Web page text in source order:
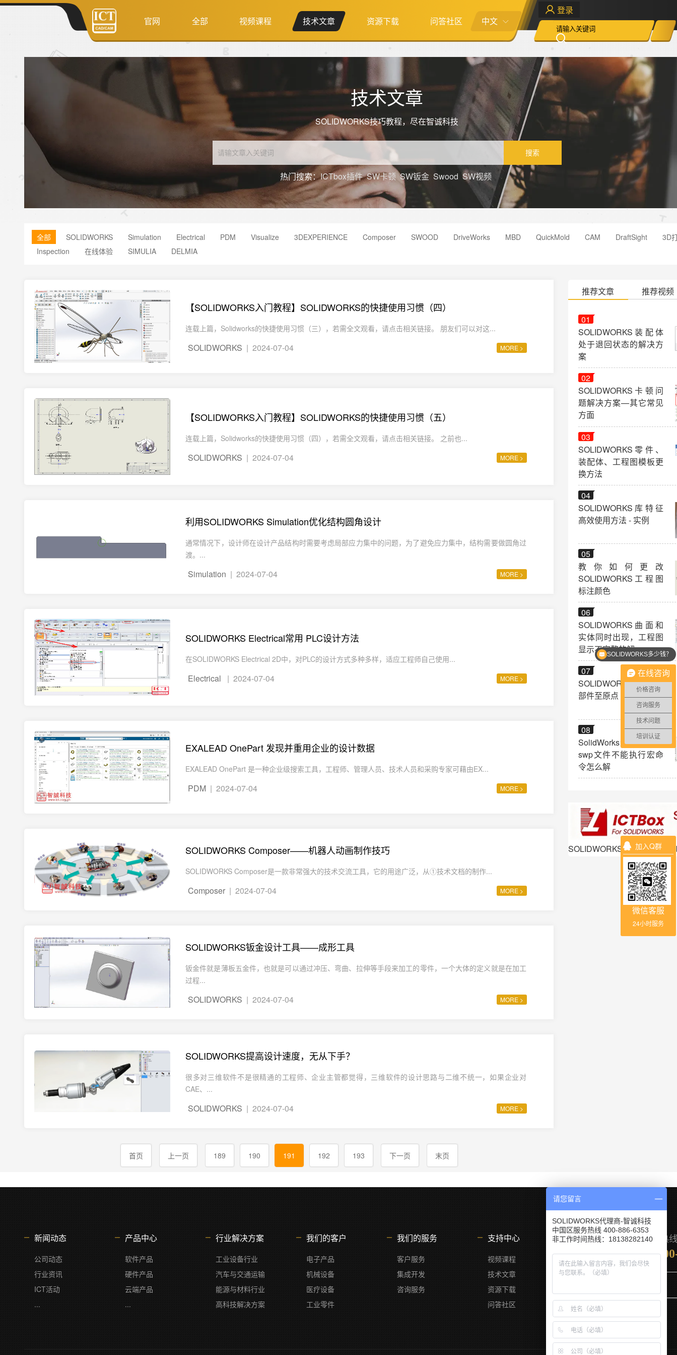
官网 全部 视频课程 技术文章 资源下载 问答社区 中文
登录
技术文章
SOLIDWORKS技巧教程，尽在智诚科技
搜索
热门搜索：ICTbox插件 SW卡顿 SW钣金 Swood SW视频
全部 SOLIDWORKS Simulation Electrical PDM Visualize 3DEXPERIENCE Composer SWOOD DriveWorks MBD QuickMold CAM DraftSight
3D
Inspection
在线体验 SIMULIA DELMIA
【SOLIDWORKS入门教程】SOLIDWORKS的快捷使用习惯（四）
连载上篇，Solidworks的快捷使用习惯（三），若需全文观看，请点击相关链接。 朋友们可以对这...
SOLIDWORKS | 2024-07-04 MORE >
【SOLIDWORKS入门教程】SOLIDWORKS的快捷使用习惯（五）
连载上篇，Solidworks的快捷使用习惯（四），若需全文观看，请点击相关链接。 之前也...
SOLIDWORKS | 2024-07-04 MORE >
利用SOLIDWORKS Simulation优化结构圆角设计
通常情况下，设计师在设计产品结构时需要考虑局部应力集中的问题，为了避免应力集中，结构需要做圆角过
渡。...
Simulation | 2024-07-04 MORE >
SOLIDWORKS Electrical常用 PLC设计方法
在SOLIDWORKS Electrical 2D中，对PLC的设计方式多种多样，适应工程师自己使用...
Electrical | 2024-07-04 MORE >
EXALEAD OnePart 发现并重用企业的设计数据
EXALEAD OnePart 是一种企业级搜索工具，工程师、管理人员、技术人员和采购专家可藉由EX...
PDM | 2024-07-04 MORE >
SOLIDWORKS Composer——机器人动画制作技巧
SOLIDWORKS Composer是一款非常强大的技术交流工具，它的用途广泛，从①技术文档的制作...
Composer | 2024-07-04 MORE >
SOLIDWORKS钣金设计工具——成形工具
钣金件就是薄板五金件，也就是可以通过冲压、弯曲、拉伸等手段来加工的零件，一个大体的定义就是在加工
过程...
SOLIDWORKS | 2024-07-04 MORE >
SOLIDWORKS提高设计速度，无从下手？
很多对三维软件不是很精通的工程师、企业主管都觉得，三维软件的设计思路与二维不统一，如果企业对
CAE、...
SOLIDWORKS | 2024-07-04 MORE >
首页 上一页 189 190 191 192 193 下一页 末页
推荐文章 推荐视频
01
SOLIDWORKS装配体
处于退回状态的解决方
案
02
SOLIDWORKS卡顿问
题解决方案—其它常见
方面
03
SOLIDWORKS零件、
装配体、工程图模板更
换方法
04
SOLIDWORKS库特征
高效使用方法 - 实例
05
教你如何更改
SOLIDWORKS工程图
标注颜色
06
SOLIDWORKS曲面和
实体同时出现，工程图
显示不完整的解
07
SOLIDWORKS 移动零
部件至原点
08
SolidWorks无法打开宏
swp文件不能执行宏命
令怎么解
SOLIDWORKS多功能插件
加入Q群
微信客服
24小时服务
服务热
新闻动态
公司动态
行业资讯
ICT活动
...
产品中心
软件产品
硬件产品
云端产品
...
行业解决方案
工业设备行业
汽车与交通运输
能源与材料行业
高科技解决方案
我们的客户
电子产品
机械设备
医疗设备
工业零件
我们的服务
客户服务
集成开发
咨询服务
支持中心
视频课程
技术文章
资源下载
问答社区
在线咨询
价格咨询
咨询服务
技术问题
培训认证
SOLIDWORKS多少钱？
请您留言
SOLIDWORKS代理商-智诚科技
中国区服务热线 400-886-6353
非工作时间热线：18138282140